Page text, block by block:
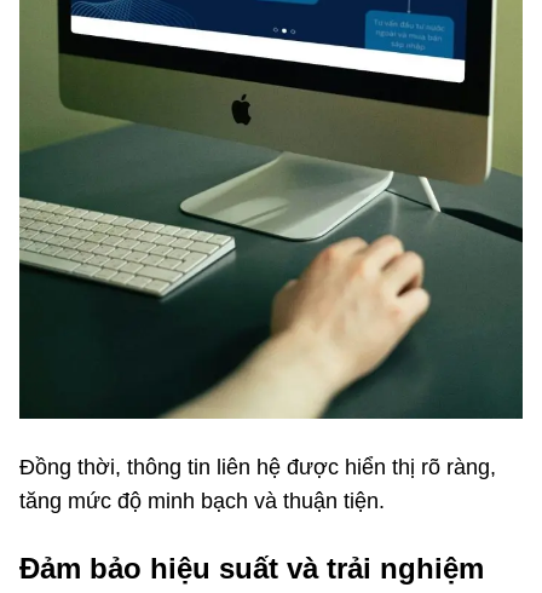
Đồng thời, thông tin liên hệ được hiển thị rõ ràng,
tăng mức độ minh bạch và thuận tiện.
Đảm bảo hiệu suất và trải nghiệm